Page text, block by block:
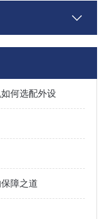
何选配外设
障之道